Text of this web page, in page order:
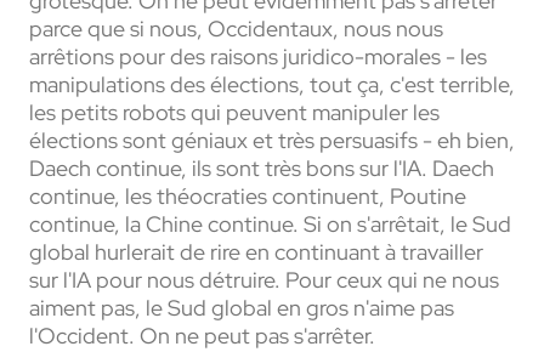
parce que si nous, Occidentaux, nous nous
arrêtions pour des raisons juridico-morales - les
manipulations des élections, tout ça, c'est terrible,
les petits robots qui peuvent manipuler les
élections sont géniaux et très persuasifs - eh bien,
Daech continue, ils sont très bons sur l'IA. Daech
continue, les théocraties continuent, Poutine
continue, la Chine continue. Si on s'arrêtait, le Sud
global hurlerait de rire en continuant à travailler
sur l'IA pour nous détruire. Pour ceux qui ne nous
aiment pas, le Sud global en gros n'aime pas
l'Occident. On ne peut pas s'arrêter.